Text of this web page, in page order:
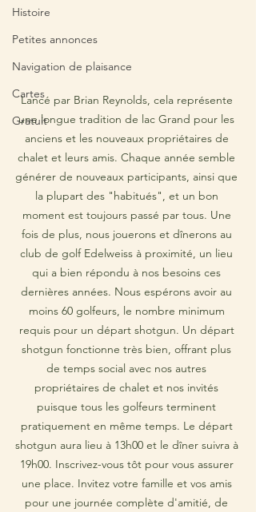
Histoire
Petites annonces
Navigation de plaisance
Cartes
Gratuit
Lancé par Brian Reynolds, cela représente
une longue tradition de lac Grand pour les
anciens et les nouveaux propriétaires de
chalet et leurs amis. Chaque année semble
générer de nouveaux participants, ainsi que
la plupart des "habitués", et un bon
moment est toujours passé par tous. Une
fois de plus, nous jouerons et dînerons au
club de golf Edelweiss à proximité, un lieu
qui a bien répondu à nos besoins ces
dernières années. Nous espérons avoir au
moins 60 golfeurs, le nombre minimum
requis pour un départ shotgun. Un départ
shotgun fonctionne très bien, offrant plus
de temps social avec nos autres
propriétaires de chalet et nos invités
puisque tous les golfeurs terminent
pratiquement en même temps. Le départ
shotgun aura lieu à 13h00 et le dîner suivra à
19h00. Inscrivez-vous tôt pour vous assurer
une place. Invitez votre famille et vos amis
pour une journée complète d'amitié, de